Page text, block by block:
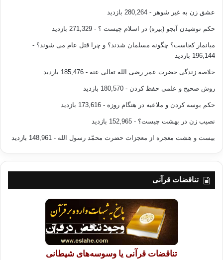
عشق زن به غیر شوهر - 280,264 بازدید
حکم نوشیدن آبجو (بیره) در اسلام چیست ؟ - 271,329 بازدید
میانمار کجاست؟ چگونه مسلمان شدند؟ و چرا قتل عام می شوند؟ -
196,144 بازدید
خلاصه زندگی حضرت عمر رضی الله تعالی عنه - 185,476 بازدید
روش صحیح و علمی حفظ کردن - 180,570 بازدید
حکم بوسه کردن و ملاعبه در هنگام روزه - 173,616 بازدید
نصیب زن در بهشت چیست؟ - 152,965 بازدید
بیست و هشت معجزه از معجزات حضرت محمّد رسول الله - 148,961 بازدید
تناقضات قرآنی
تناقضات قرآنی یا وسوسه‌های شیطانی